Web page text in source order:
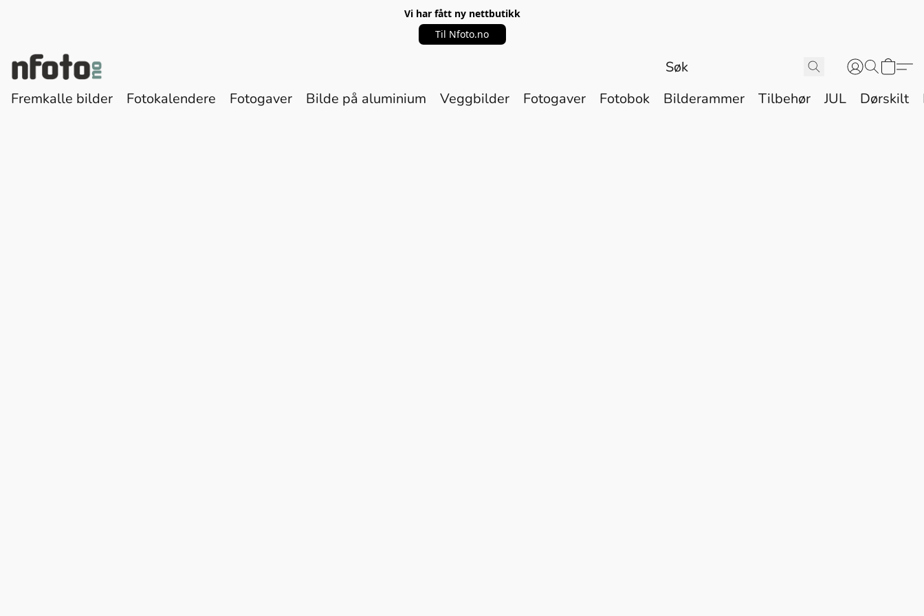
Vi har fått ny nettbutikk
Til Nfoto.no
Fremkalle bilder Fotokalendere Fotogaver Bilde på aluminium Veggbilder Fotogaver Fotobok Bilderammer Tilbehør JUL Dørskilt